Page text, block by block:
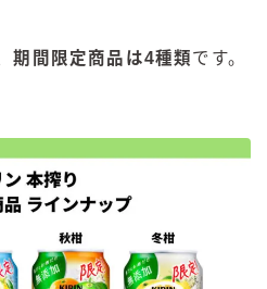
期間限定商品は4種類です。